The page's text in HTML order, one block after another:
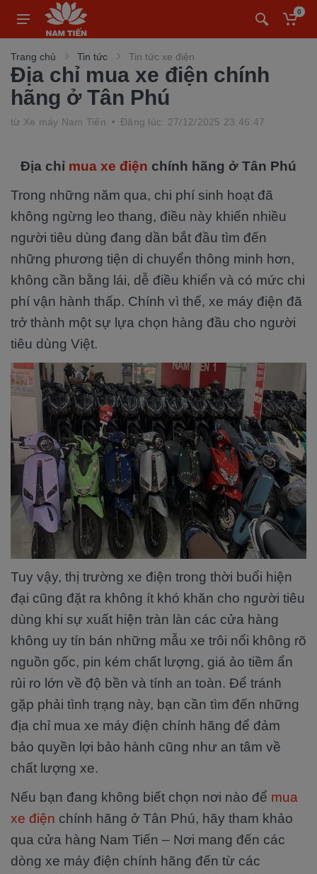
0
Trang chủ Tin tức Tin tức xe điện
Địa chỉ mua xe điện chính
hãng ở Tân Phú
từ Xe máy Nam Tiến Đăng lúc: 27/12/2025 23:46:47
Địa chỉ mua xe điện chính hãng ở Tân Phú
Trong những năm qua, chi phí sinh hoạt đã
không ngừng leo thang, điều này khiến nhiều
người tiêu dùng đang dần bắt đầu tìm đến
những phương tiện di chuyển thông minh hơn,
không cần bằng lái, dễ điều khiển và có mức chi
phí vận hành thấp. Chính vì thế, xe máy điện đã
trở thành một sự lựa chọn hàng đầu cho người
tiêu dùng Việt.
Tuy vậy, thị trường xe điện trong thời buổi hiện
đại cũng đặt ra không ít khó khăn cho người tiêu
dùng khi sự xuất hiện tràn làn các cửa hàng
không uy tín bán những mẫu xe trôi nổi không rõ
nguồn gốc, pin kém chất lượng, giá ảo tiềm ẩn
rủi ro lớn về độ bền và tính an toàn. Để tránh
gặp phải tình trạng này, bạn cần tìm đến những
địa chỉ mua xe máy điện chính hãng để đảm
bảo quyền lợi bảo hành cũng như an tâm về
chất lượng xe.
Nếu bạn đang không biết chọn nơi nào để mua
xe điện chính hãng ở Tân Phú, hãy tham khảo
qua cửa hàng Nam Tiến – Nơi mang đến các
dòng xe máy điện chính hãng đến từ các